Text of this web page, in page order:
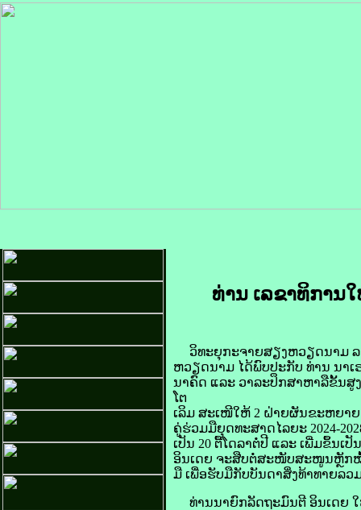
ທ່ານ ​ເລຂາທິການ​
ວິທະຍຸ​ກະຈາຍສຽງ​ຫວຽດ​ນາມ ລາ
ຫວຽດນາມ ໄດ້​ພົບ​ປະ​ກັບ​ ທ່ານ​ ນາເ
ນາຄົດ ແລະ ວາລະ​ປຶກສາ​ຫາລື​ຂັ້ນ​ສູ
ໂຕ​
ເລິມ ສະເໜີ​ໃຫ້ 2 ຝ່າຍ​ຜັນ​ຂະຫຍາ
ຄູ່​​​ຮ່ວມ​ມື​ຍຸດ​ທະ​ສາດ​ໄລຍະ 2024-
ເປັນ 20 ຕື້ໂດລາຕໍ່ປີ ແລະ ເພີ່ມ​ຂຶ້ນ​ເ
ອິນ​ເດຍ ຈະ​ສືບຕໍ່​ສະໜັບສະໜູນ​ຫຼັກ​
ມື​ ເພື່ອ​ຮັບ​ມື​ກັບ​ບັນດາ​ສິ່ງ​ທ້າ​ທາຍ​ລວ
ທ່ານນາຍົກລັດຖະມົນຕີ ອິນ​ເດຍ